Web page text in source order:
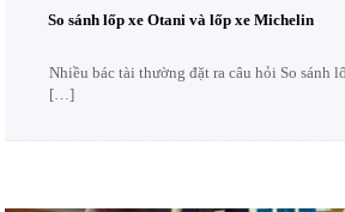
So sánh lốp xe Otani và lốp xe Michelin
Nhiều bác tài thường đặt ra câu hỏi So sánh
[…]